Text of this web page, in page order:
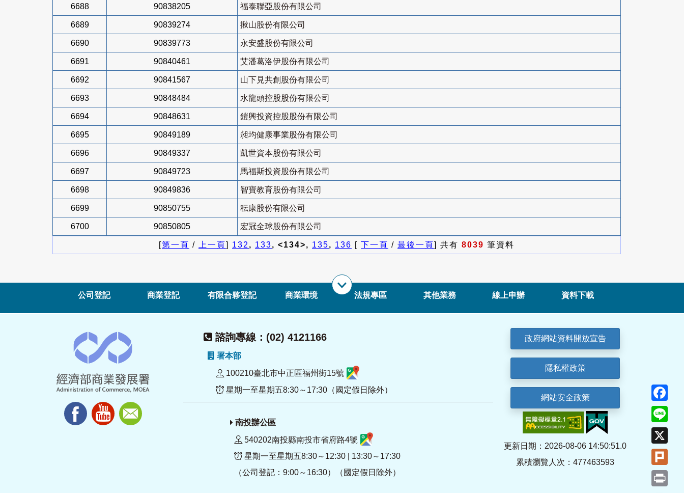
6688 90838205 福泰聯亞股份有限公司
6689 90839274 揪山股份有限公司
6690 90839773 永安盛股份有限公司
6691 90840461 艾潘葛洛伊股份有限公司
6692 90841567 山下見共創股份有限公司
6693 90848484 水龍頭控股股份有限公司
6694 90848631 鎧興投資控股股份有限公司
6695 90849189 昶均健康事業股份有限公司
6696 90849337 凱世資本股份有限公司
6697 90849723 馬福斯投資股份有限公司
6698 90849836 智寶教育股份有限公司
6699 90850755 秐康股份有限公司
6700 90850805 宏冠全球股份有限公司
[第一頁 / 上一頁] 132, 133, <134>, 135, 136 [ 下一頁 / 最後一頁] 共有 8039 筆資料
公司登記 商業登記 有限合夥登記 商業環境 法規專區 其他業務 線上申辦 資料下載
諮詢專線：(02) 4121166
署本部
100210臺北市中正區福州街15號
星期一至星期五8:30～17:30（國定假日除外）
南投辦公區
540202南投縣南投市省府路4號
星期一至星期五8:30～12:30 | 13:30～17:30
（公司登記：9:00～16:30）（國定假日除外）
政府網站資料開放宣告
隱私權政策
網站安全政策
更新日期：2026-08-06 14:50:51.0
累積瀏覽人次：477463593